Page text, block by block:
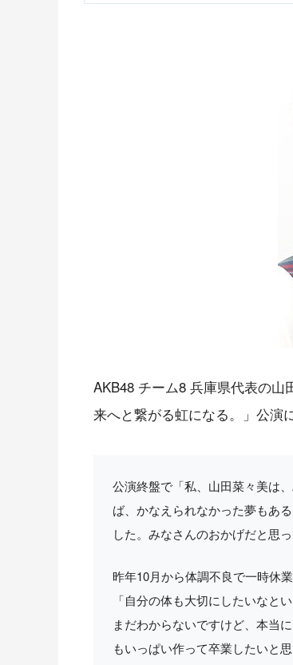
AKB48 チーム8 兵庫県代表の山
来へと繋がる虹になる。」公演
公演終盤で「私、山田菜々美は
ば、かなえられなかった夢もあ
した。みなさんのおかげだと思
昨年10月から体調不良で一時休
「自分の体も大切にしたいなと
まだわからないですけど、本当
もいっぱい作って卒業したいと